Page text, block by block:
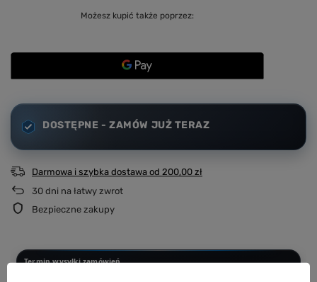
Możesz kupić także poprzez:
DOSTĘPNE - ZAMÓW JUŻ TERAZ
Darmowa i szybka dostawa od 200,00 zł
30 dni na łatwy zwrot
Bezpieczne zakupy
Termin wysyłki zamówień